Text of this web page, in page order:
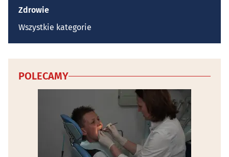
Zdrowie
Wszystkie kategorie
POLECAMY